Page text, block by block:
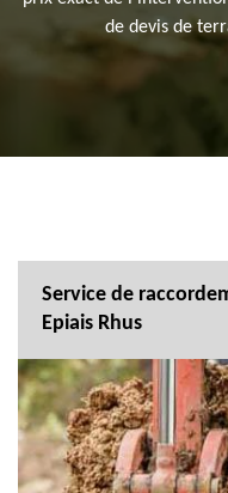
de devis de
Service de
Epiais Rhus